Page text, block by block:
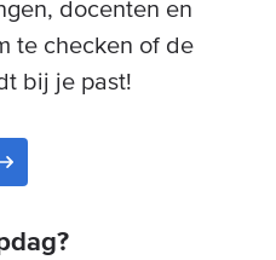
docenten en
te checken of de
bij je past!